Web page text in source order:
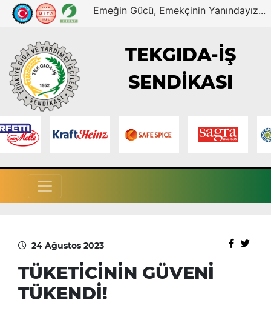
Emeğin Gücü, Emekçinin Yanındayız...
TEKGIDA-İŞ
SENDİKASI
24 Ağustos 2023
TÜKETİCİNİN GÜVENİ
TÜKENDİ!